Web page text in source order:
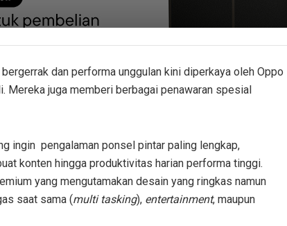
dan performa unggulan kini diperkaya oleh Oppo
Mereka juga memberi berbagai penawaran spesial
ingin pengalaman ponsel pintar paling lengkap,
konten hingga produktivitas harian performa tinggi.
yang mengutamakan desain yang ringkas namun
saat sama (multi tasking), entertainment, maupun